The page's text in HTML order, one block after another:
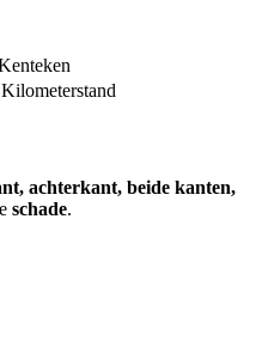
Kilometerstand
achterkant, beide kanten,
schade.